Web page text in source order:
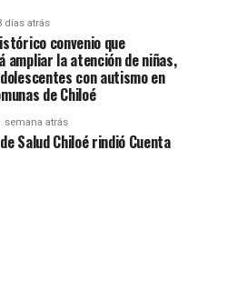
días atrás
convenio que
ampliar la atención de niñas,
con autismo en
de Chiloé
semana atrás
Salud Chiloé rindió Cuenta